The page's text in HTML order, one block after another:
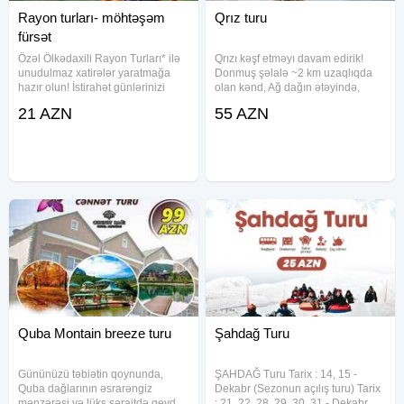
Rayon turları- möhtəşəm
fürsət
Özəl Ölkədaxili Rayon Turları* ilə
unudulmaz xatirələr yaratmağa
hazır olun! İstirahət günlərinizi
keçirmək istəyirsinizsə, bu fürsəti
21 AZN
Qrız turu
Qrızı kəşf etməyı davam edirik!
Donmuş şəlalə ~2 km uzaqlıqda
olan kənd, Ağ dağın ətəyində,
yüksəklikdə, Qudyalçayın
55 AZN
Quba Montain breeze turu
Gününüzü təbiətin qoynunda,
Quba dağlarının əsrarəngiz
Şahdağ Turu
ŞAHDAĞ Turu Tarix : 14, 15 -
Dekabr (Sezonun açılış turu) Tarix